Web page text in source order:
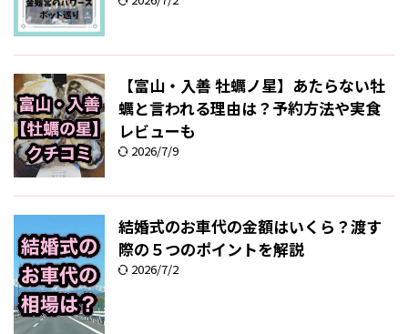
【富山・入善 牡蠣ノ星】あたらない牡
蠣と言われる理由は？予約方法や実食
レビューも
2026/7/9
結婚式のお車代の金額はいくら？渡す
際の５つのポイントを解説
2026/7/2